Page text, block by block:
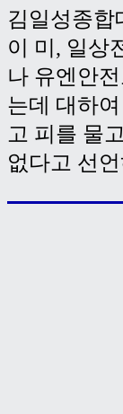
김일성종합
이 미, 일상
나 유엔안
는데 대하
고 피를 물
없다고 선